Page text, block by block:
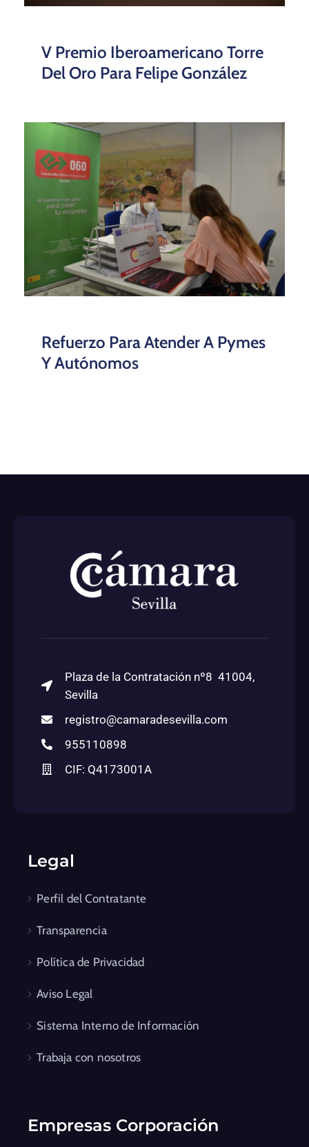
V Premio Iberoamericano Torre
Del Oro Para Felipe González
Refuerzo Para Atender A Pymes
Y Autónomos
Plaza de la Contratación nº8 41004,
Sevilla
registro@camaradesevilla.com
955110898
CIF: Q4173001A
Legal
Perfil del Contratante
Transparencia
Política de Privacidad
Aviso Legal
Sistema Interno de Información
Trabaja con nosotros
Empresas Corporación